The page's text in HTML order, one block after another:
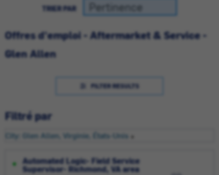
TRIER PAR
Offres d'emploi - Aftermarket & Service -
Glen Allen
FILTER RESULTS
Filtré par
City: Glen Allen, Virginie, États-Unis
Automated Logic- Field Service
Supervisor- Richmond, VA area